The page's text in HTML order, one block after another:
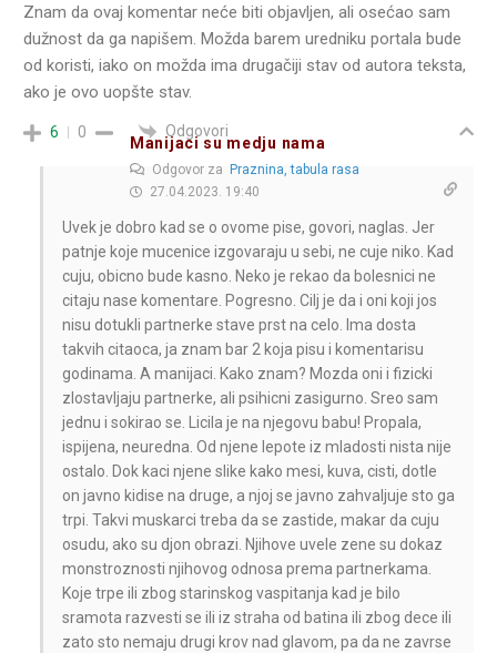
Znam da ovaj komentar neće biti objavljen, ali osećao sam
dužnost da ga napišem. Možda barem uredniku portala bude
od koristi, iako on možda ima drugačiji stav od autora teksta,
ako je ovo uopšte stav.
6 0 Odgovori
Manijaci su medju nama
Odgovor za
Praznina, tabula rasa
27.04.2023. 19:40
Uvek je dobro kad se o ovome pise, govori, naglas. Jer
patnje koje mucenice izgovaraju u sebi, ne cuje niko. Kad
cuju, obicno bude kasno. Neko je rekao da bolesnici ne
citaju nase komentare. Pogresno. Cilj je da i oni koji jos
nisu dotukli partnerke stave prst na celo. Ima dosta
takvih citaoca, ja znam bar 2 koja pisu i komentarisu
godinama. A manijaci. Kako znam? Mozda oni i fizicki
zlostavljaju partnerke, ali psihicni zasigurno. Sreo sam
jednu i sokirao se. Licila je na njegovu babu! Propala,
ispijena, neuredna. Od njene lepote iz mladosti nista nije
ostalo. Dok kaci njene slike kako mesi, kuva, cisti, dotle
on javno kidise na druge, a njoj se javno zahvaljuje sto ga
trpi. Takvi muskarci treba da se zastide, makar da cuju
osudu, ako su djon obrazi. Njihove uvele zene su dokaz
monstroznosti njihovog odnosa prema partnerkama.
Koje trpe ili zbog starinskog vaspitanja kad je bilo
sramota razvesti se ili iz straha od batina ili zbog dece ili
zato sto nemaju drugi krov nad glavom, pa da ne zavrse